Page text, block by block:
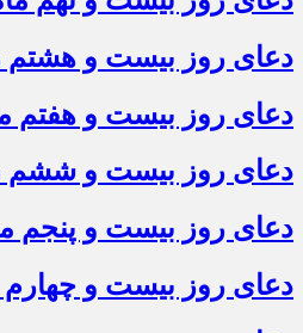
دعای روز بیست و هشتم
دعای روز بیست و هفتم
دعای روز بیست و ششم
دعای روز بیست و پنجم
دعای روز بیست و